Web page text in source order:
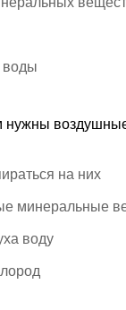
воды
нужны
на них
минеральные
воду